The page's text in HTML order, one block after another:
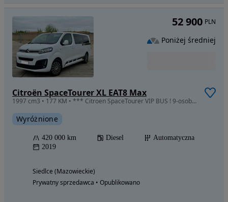
Citroën SpaceTourer XL EAT8 Max
1997 cm3 • 177 KM • *** Citroen SpaceTourer VIP BUS ! 9-osobowy ! Automat ! Polecam ***
Wyróżnione
420 000 km Diesel
Automatyczna
2019
Siedlce (Mazowieckie)
Prywatny sprzedawca • Opublikowano
52 900 PLN
Poniżej średniej